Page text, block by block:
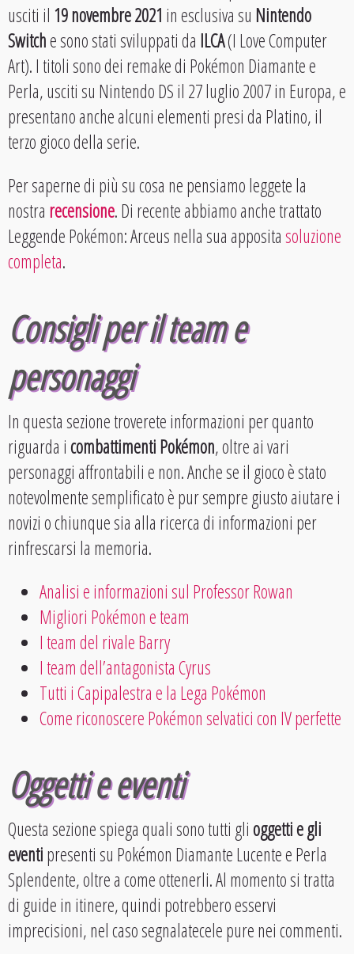
usciti il 19 novembre 2021 in esclusiva su Nintendo
Switche sono stati sviluppati da ILCA(I Love Computer
Art). I titoli sono dei remake di Pokémon Diamante e
Perla, usciti su Nintendo DS il 27 luglio 2007 in Europa, e
presentano anche alcuni elementi presi da Platino, il
terzo gioco della serie.
Per saperne di più su cosa ne pensiamo leggete la
nostra recensione. Di recente abbiamo anche trattato
Leggende Pokémon: Arceus nella sua appositasoluzione
completa.
Consigli per il team e
personaggi
In questa sezione troverete informazioni per quanto
riguarda icombattimenti Pokémon, oltre ai vari
personaggi affrontabili e non. Anche se il gioco è stato
notevolmente semplificato è pur sempre giusto aiutare i
novizi o chiunque sia alla ricerca di informazioni per
rinfrescarsi la memoria.
Analisi e informazioni sul Professor Rowan
Migliori Pokémon e team
I team del rivale Barry
I team dell’antagonista Cyrus
Tutti i Capipalestra e la Lega Pokémon
Come riconoscere Pokémon selvatici con IV perfette
Oggetti e eventi
Questa sezione spiega quali sono tutti glioggetti e gli
eventipresenti su Pokémon Diamante Lucente e Perla
Splendente, oltre a come ottenerli. Al momento si tratta
di guide in itinere, quindi potrebbero esservi
imprecisioni, nel caso segnalatecele pure nei commenti.